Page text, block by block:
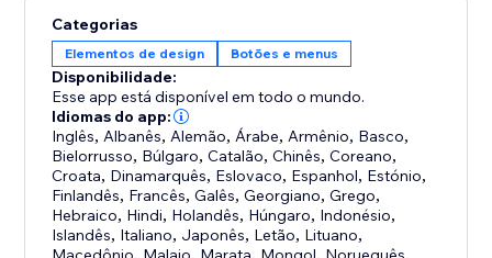
Categorias
Elementos de design Botões e menus
Disponibilidade:
Esse app está disponível em todo o mundo.
Idiomas do app:
Inglês, Albanês, Alemão, Árabe, Armênio, Basco,
Bielorrusso, Búlgaro,Catalão,Chinês,Coreano,
Croata, Dinamarquês, Eslovaco, Espanhol, Estónio,
Finlandês, Francês,Galês,Georgiano,Grego,
Hebraico, Hindi, Holandês, Húngaro, Indonésio,
Islandês, Italiano, Japonês, Letão, Lituano,